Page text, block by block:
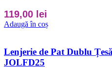
119,00 lei
Adaugă în coș
Lenjerie de Pat Dublu
JOLFD25